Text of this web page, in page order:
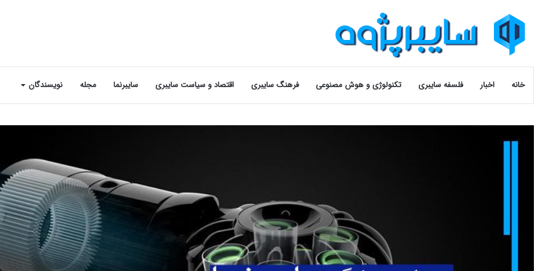
خانه اخبار فلسفه سایبری تکنولوژی و هوش مصنوعی فرهنگ سایبری اقتصاد و سیاست سایبری سایبرنما مجله نویسندگان